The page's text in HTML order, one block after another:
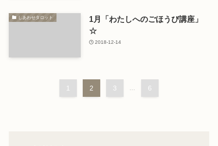
しあわせタロット
1月「わたしへのごほうび講座」
☆
2018-12-14
1 2 3 ... 6